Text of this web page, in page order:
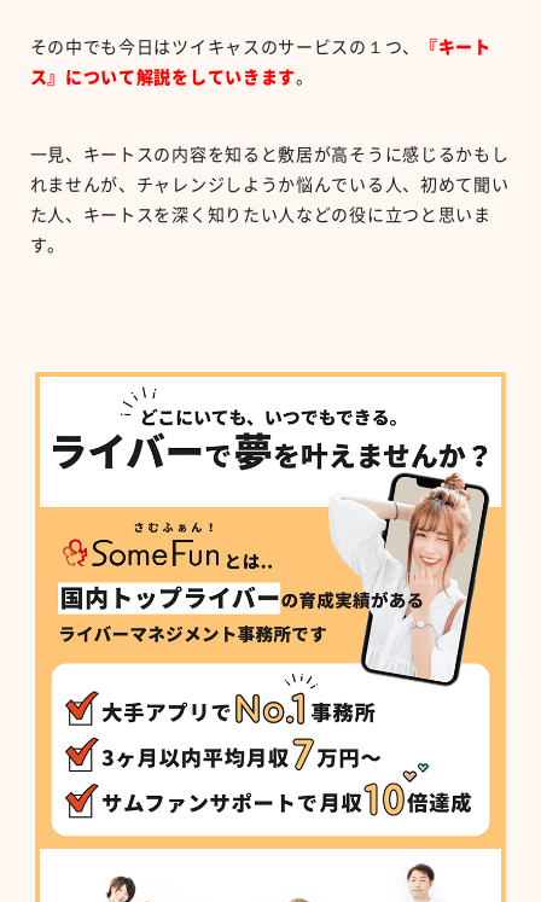
その中でも今日はツイキャスのサービスの１つ、
『キート
ス』について解説をしていきます。
一見、キートスの内容を知ると敷居が高そうに感じるかもし
れませんが、チャレンジしようか悩んでいる人、初めて聞い
た人、キートスを深く知りたい人などの役に立つと思いま
す。